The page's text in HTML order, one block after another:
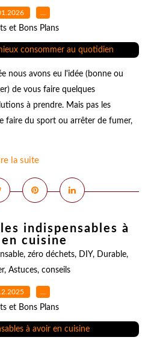
…
et Bons Plans
nous avons eu l'idée (bonne ou
de vous faire quelques
à prendre. Mais pas les
faire du sport ou arrêter de fumer,
la suite
indispensables à
cuisine
, zéro déchets, DIY, Durable,
, Astuces, conseils
…
et Bons Plans